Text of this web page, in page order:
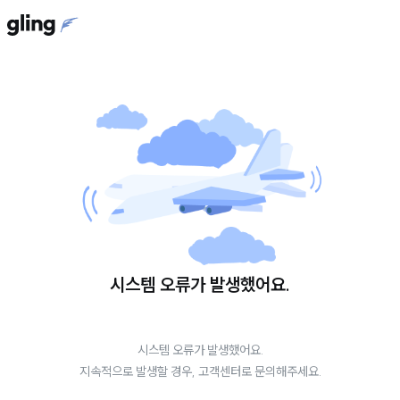
시스템 오류가 발생했어요.
시스템 오류가 발생했어요.
지속적으로 발생할 경우, 고객센터로 문의해주세요.